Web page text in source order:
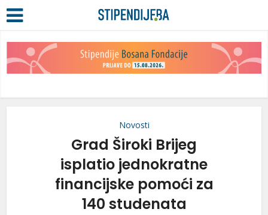
Novosti
Grad Široki Brijeg
isplatio jednokratne
financijske pomoći za
140 studenata